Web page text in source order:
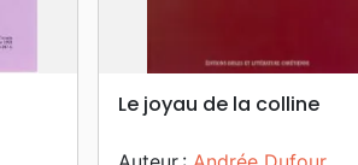
search APERÇU RAPIDE
Le joyau de la colline